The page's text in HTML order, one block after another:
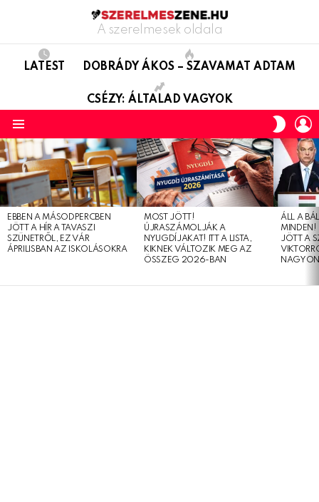
A szerelmesek oldala
LATEST DOBRÁDY ÁKOS – SZAVAMAT ADTAM
CSÉZY: ÁLTALAD VAGYOK
SKIN
LATEST
STORIES
EBBEN A MÁSODPERCBEN
JÖTT A HÍR A TAVASZI
SZÜNETRŐL, EZ VÁR
ÁPRILISBAN AZ ISKOLÁSOKRA
MOST JÖTT!
ÚJRASZÁMOLJÁK A
NYUGDÍJAKAT! ITT A LISTA,
KIKNEK VÁLTOZIK MEG AZ
ÖSSZEG 2026-BAN
ÁLL A
MINDEN!
JÖTT A